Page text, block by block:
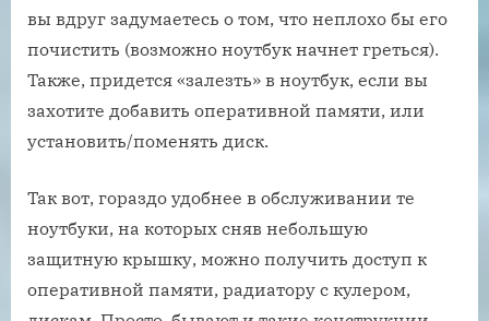
вы вдруг задумаетесь о том, что неплохо бы его
почистить (возможно ноутбук начнет греться).
Также, придется «залезть» в ноутбук, если вы
захотите добавить оперативной памяти, или
установить/поменять диск.
Так вот, гораздо удобнее в обслуживании те
ноутбуки, на которых сняв небольшую
защитную крышку, можно получить доступ к
оперативной памяти, радиатору с кулером,